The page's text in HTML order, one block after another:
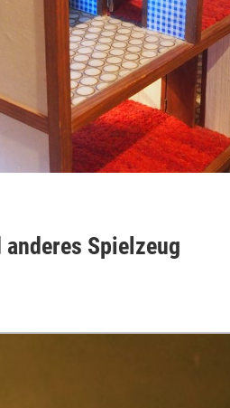
Spielzeug